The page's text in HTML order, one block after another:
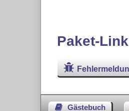
Paket-
Gästebuch